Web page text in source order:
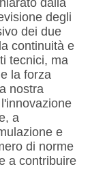
dalla
degli
dei due
continuità e
tecnici, ma
la forza
nostra
a
e
di norme
a contribuire